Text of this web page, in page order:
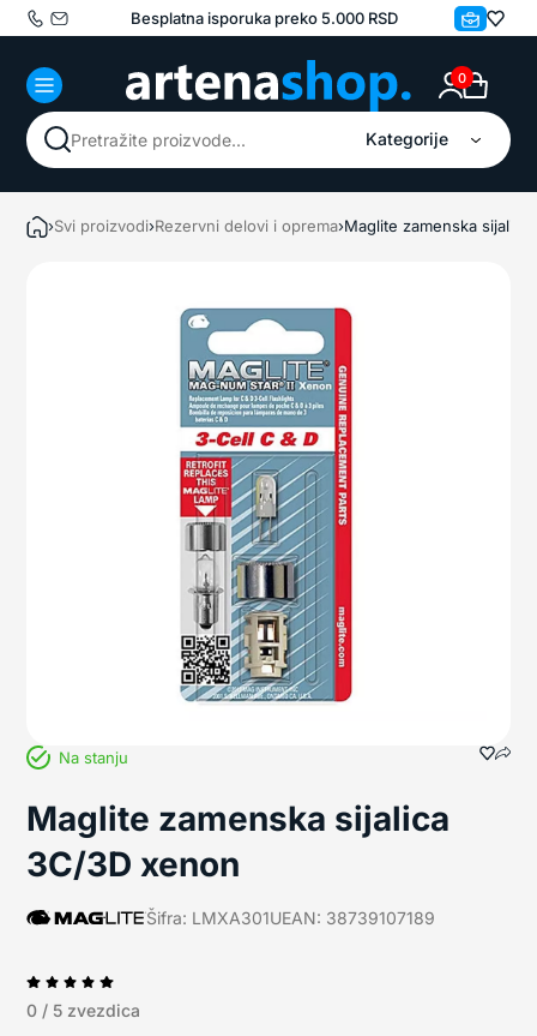
Besplatna isporuka preko 5.000 RSD
Kategorije
0
›Svi proizvodi›Rezervni delovi i oprema›Maglite zamenska
Na stanju
Maglite zamenska sijalica
3C/3D xenon
Šifra: LMXA301UEAN: 38739107189
0 / 5 zvezdica